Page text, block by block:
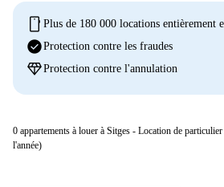
mobile Plus de 180 000 locations entièrement
check_circleProtection contre les fraudes
diamondProtection contre l'annulation
0 appartements à louer à Sitges - Location de
l'année)